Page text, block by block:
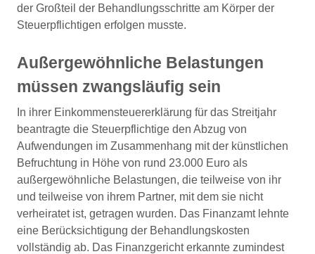
der Großteil der Behandlungsschritte am Körper der
Steuerpflichtigen erfolgen musste.
Außergewöhnliche Belastungen
müssen zwangsläufig sein
In ihrer Einkommensteuererklärung für das Streitjahr
beantragte die Steuerpflichtige den Abzug von
Aufwendungen im Zusammenhang mit der künstlichen
Befruchtung in Höhe von rund 23.000 Euro als
außergewöhnliche Belastungen, die teilweise von ihr
und teilweise von ihrem Partner, mit dem sie nicht
verheiratet ist, getragen wurden. Das Finanzamt lehnte
eine Berücksichtigung der Behandlungskosten
vollständig ab. Das Finanzgericht erkannte zumindest